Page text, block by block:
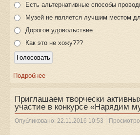
Есть альтернативные способы
Музей не является лучшим местом
Дорогое удовольствие.
Как это не хожу???
Подробнее
Приглашаем творчески
участие в конкурсе «Нарядим
Опубликовано: 22.11.2016 10:53